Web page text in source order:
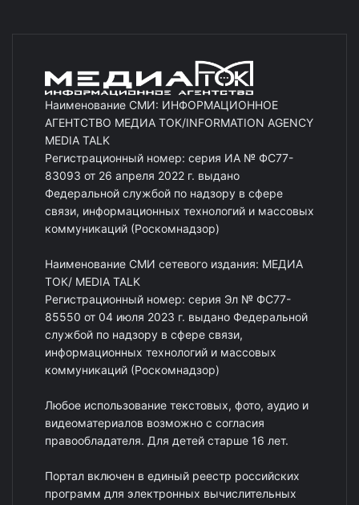
Наименование СМИ: ИНФОРМАЦИОННОЕ
АГЕНТСТВО МЕДИА ТОК/INFORMATION AGENCY
MEDIA TALK
Регистрационный номер: серия ИА № ФС77-
83093 от 26 апреля 2022 г. выдано
Федеральной службой по надзору в сфере
связи, информационных технологий и массовых
коммуникаций (Роскомнадзор)
Наименование СМИ сетевого издания: МЕДИА
ТОК/ MEDIA TALK
Регистрационный номер: серия Эл № ФС77-
85550 от 04 июля 2023 г. выдано Федеральной
службой по надзору в сфере связи,
информационных технологий и массовых
коммуникаций (Роскомнадзор)
Любое использование текстовых, фото, аудио и
видеоматериалов возможно с согласия
правообладателя. Для детей старше 16 лет.
Портал включен в единый реестр российских
программ для электронных вычислительных